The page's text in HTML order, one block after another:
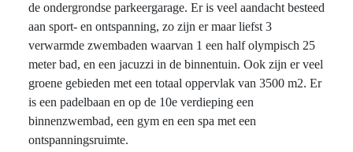
de ondergrondse parkeergarage. Er is veel aandacht besteed
aan sport- en ontspanning, zo zijn er maar liefst 3
verwarmde zwembaden waarvan 1 een half olympisch 25
meter bad, en een jacuzzi in de binnentuin. Ook zijn er veel
groene gebieden met een totaal oppervlak van 3500 m2. Er
is een padelbaan en op de 10e verdieping een
binnenzwembad, een gym en een spa met een
ontspanningsruimte.